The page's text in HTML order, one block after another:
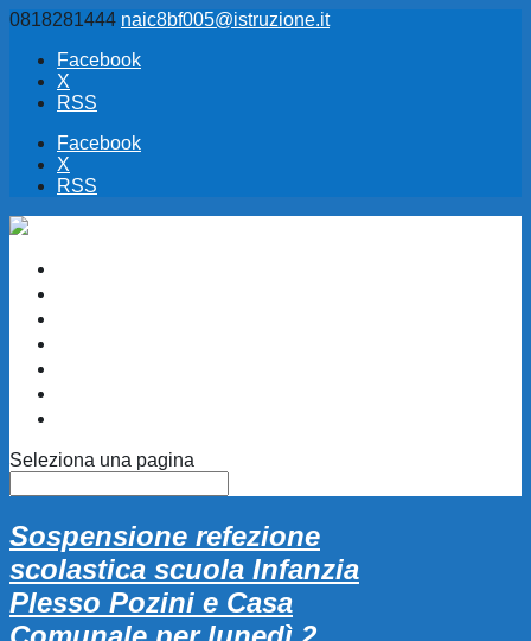
0818281444 naic8bf005@istruzione.it
Facebook
X
RSS
Facebook
X
RSS
Seleziona una pagina
Sospensione refezione
scolastica scuola Infanzia
Plesso Pozini e Casa